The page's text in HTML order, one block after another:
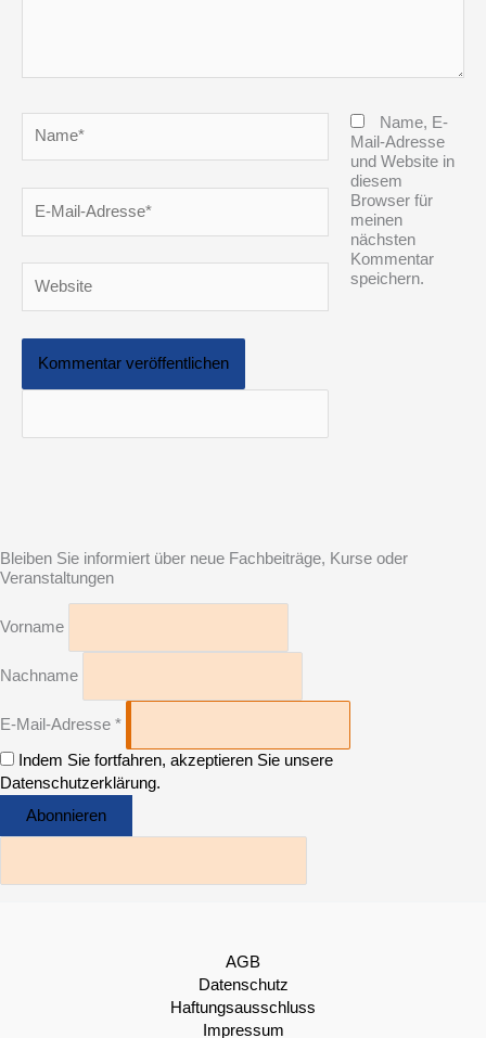
Mail-
Adresse*
Name, E-
Mail-Adresse
und Website in
diesem
Browser für
meinen
nächsten
Kommentar
speichern.
Bleiben Sie informiert über neue Fachbeiträge, Kurse oder
Veranstaltungen
Vorname
Nachname
E-Mail-Adresse *
Indem Sie fortfahren, akzeptieren Sie unsere
Datenschutzerklärung.
AGB
Datenschutz
Haftungsausschluss
Impressum